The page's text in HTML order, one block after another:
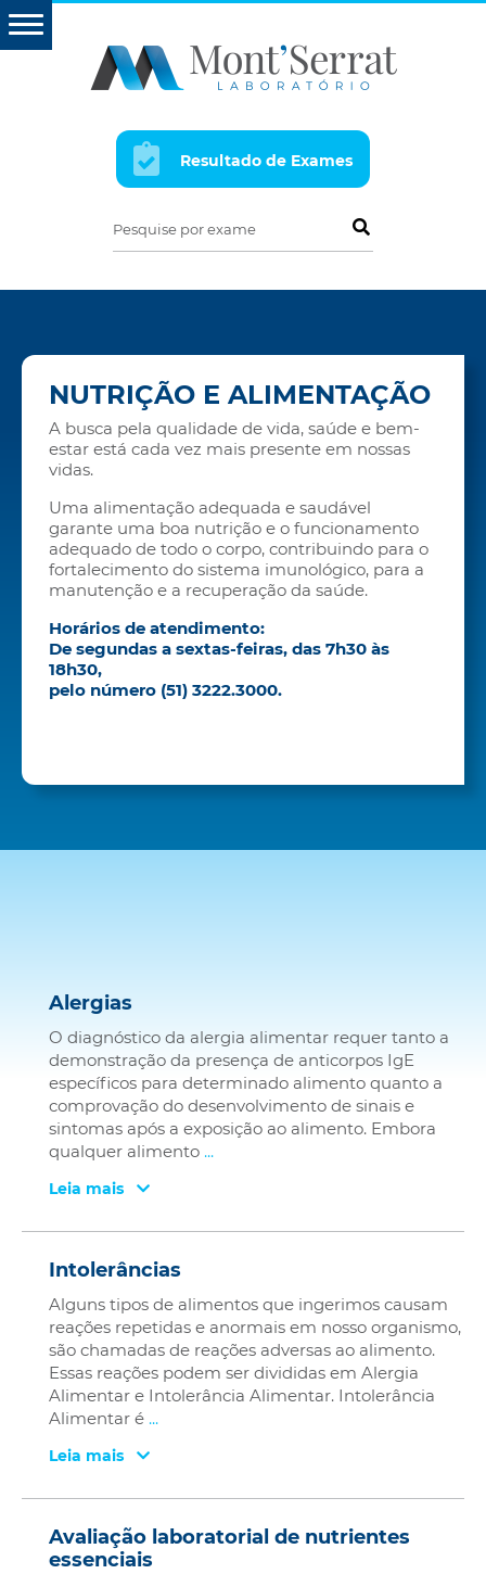
Resultado de Exames
Pesquise por exame
NUTRIÇÃO E ALIMENTAÇÃO
A busca pela qualidade de vida, saúde e bem-
estar está cada vez mais presente em nossas
vidas.
Uma alimentação adequada e saudável
garante uma boa nutrição e o funcionamento
adequado de todo o corpo, contribuindo para o
fortalecimento do sistema imunológico, para a
manutenção e a recuperação da saúde.
Horários de atendimento:
De segundas a sextas-feiras, das 7h30 às
18h30,
pelo número (51) 3222.3000.
Alergias
O diagnóstico da alergia alimentar requer tanto a
demonstração da presença de anticorpos IgE
específicos para determinado alimento quanto a
comprovação do desenvolvimento de sinais e
sintomas após a exposição ao alimento. Embora
qualquer alimento ...
Leia mais
Intolerâncias
Alguns tipos de alimentos que ingerimos causam
reações repetidas e anormais em nosso organismo,
são chamadas de reações adversas ao alimento.
Essas reações podem ser divididas em Alergia
Alimentar e Intolerância Alimentar. Intolerância
Alimentar é ...
Leia mais
Avaliação laboratorial de nutrientes
essenciais